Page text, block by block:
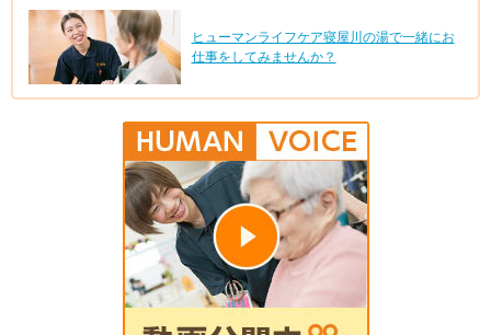
ヒューマンライフケア寝屋川の湯で一緒にお
仕事をしてみませんか？